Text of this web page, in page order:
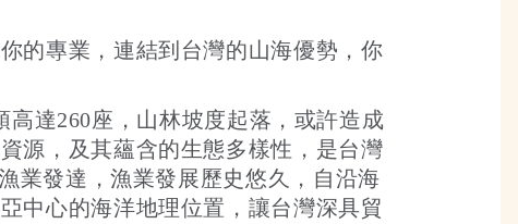
的專業，連結到台灣的山海優勢，你
達260座，山林坡度起落，或許造成
源，及其蘊含的生態多樣性，是台灣
業發達，漁業發展歷史悠久，自沿海
中心的海洋地理位置，讓台灣深具貿